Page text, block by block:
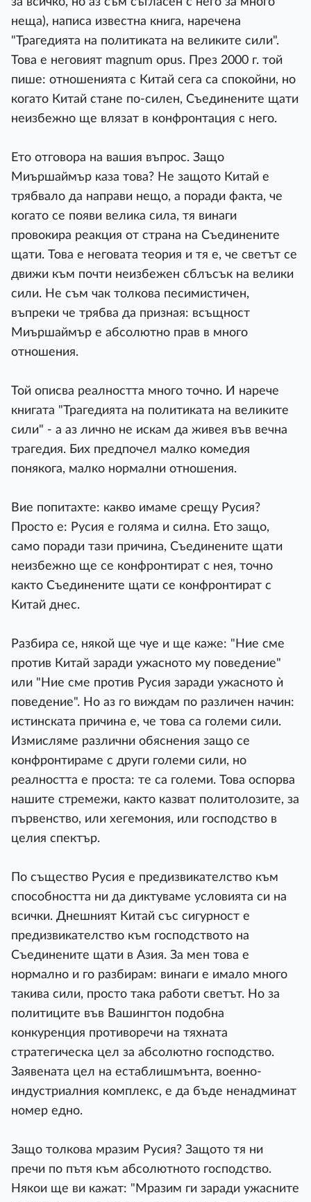
неща), написа известна книга, наречена
"Трагедията на политиката на великите сили".
Това е неговият magnum opus. През 2000 г. той
пише: отношенията с Китай сега са спокойни, но
когато Китай стане по-силен, Съединените щати
неизбежно ще влязат в конфронтация с него.
Ето отговора на вашия въпрос. Защо
Миършаймър каза това? Не защото Китай е
трябвало да направи нещо, а поради факта, че
когато се появи велика сила, тя винаги
провокира реакция от страна на Съединените
щати. Това е неговата теория и тя е, че светът се
движи към почти неизбежен сблъсък на велики
сили. Не съм чак толкова песимистичен,
въпреки че трябва да призная: всъщност
Миършаймър е абсолютно прав в много
отношения.
Той описва реалността много точно. И нарече
книгата "Трагедията на политиката на великите
сили" - а аз лично не искам да живея във вечна
трагедия. Бих предпочел малко комедия
понякога, малко нормални отношения.
Вие попитахте: какво имаме срещу Русия?
Просто е: Русия е голяма и силна. Ето защо,
само поради тази причина, Съединените щати
неизбежно ще се конфронтират с нея, точно
както Съединените щати се конфронтират с
Китай днес.
Разбира се, някой ще чуе и ще каже: "Ние сме
против Китай заради ужасното му поведение"
или "Ние сме против Русия заради ужасното ѝ
поведение". Но аз го виждам по различен начин:
истинската причина е, че това са големи сили.
Измисляме различни обяснения защо се
конфронтираме с други големи сили, но
реалността е проста: те са големи. Това оспорва
нашите стремежи, както казват политолозите, за
първенство, или хегемония, или господство в
целия спектър.
По същество Русия е предизвикателство към
способността ни да диктуваме условията си на
всички. Днешният Китай със сигурност е
предизвикателство към господството на
Съединените щати в Азия. За мен това е
нормално и го разбирам: винаги е имало много
такива сили, просто така работи светът. Но за
политиците във Вашингтон подобна
конкуренция противоречи на тяхната
стратегическа цел за абсолютно господство.
Заявената цел на естаблишмънта, военно-
индустриалния комплекс, е да бъде ненадминат
номер едно.
Защо толкова мразим Русия? Защото тя ни
пречи по пътя към абсолютното господство.
Някои ще ви кажат: "Мразим ги заради ужасните